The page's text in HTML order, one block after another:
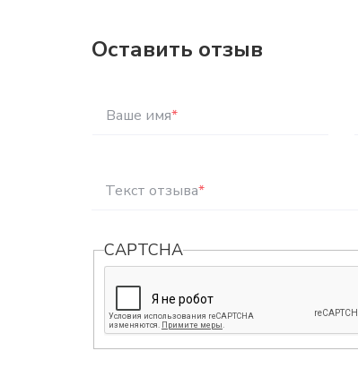
Оставить отзыв
Ваше имя*
Текст отзыва*
CAPTCHA